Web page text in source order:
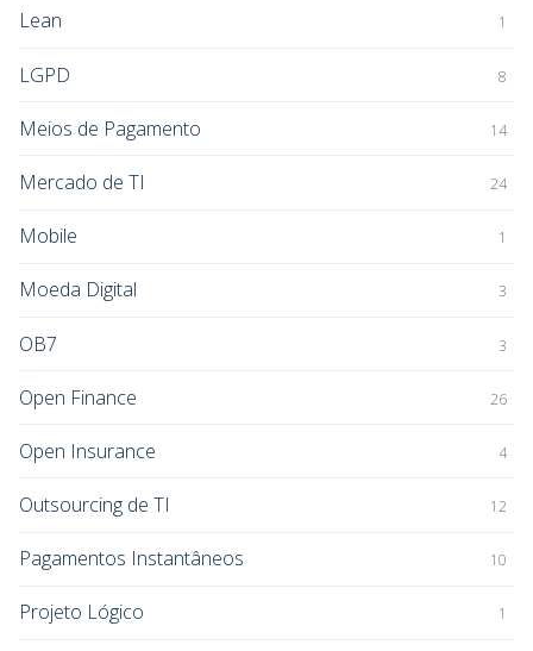
Lean 1
LGPD 8
Meios de Pagamento 14
Mercado de TI 24
Mobile 1
Moeda Digital 3
OB7 3
Open Finance 26
Open Insurance 4
Outsourcing de TI 12
Pagamentos Instantâneos 10
Projeto Lógico 1